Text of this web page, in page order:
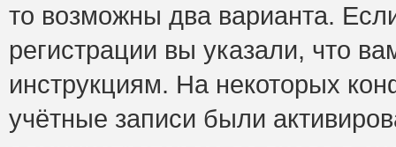
то возможны два варианта.
регистрации вы указали, что
инструкциям. На некоторых
учётные записи были